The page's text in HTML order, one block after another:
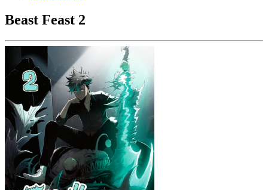
Beast Feast 2